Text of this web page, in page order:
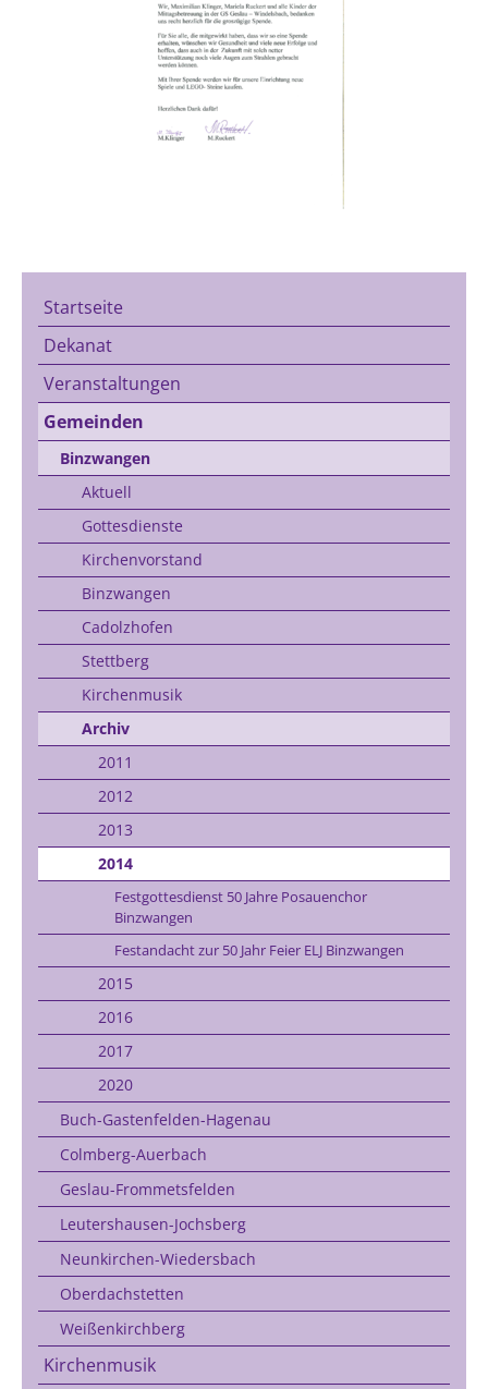
Startseite
Dekanat
Veranstaltungen
Gemeinden
Binzwangen
Aktuell
Gottesdienste
Kirchenvorstand
Binzwangen
Cadolzhofen
Stettberg
Kirchenmusik
Archiv
2011
2012
2013
2014
Festgottesdienst 50 Jahre Posauenchor
Binzwangen
Festandacht zur 50 Jahr Feier ELJ Binzwangen
2015
2016
2017
2020
Buch-Gastenfelden-Hagenau
Colmberg-Auerbach
Geslau-Frommetsfelden
Leutershausen-Jochsberg
Neunkirchen-Wiedersbach
Oberdachstetten
Weißenkirchberg
Kirchenmusik